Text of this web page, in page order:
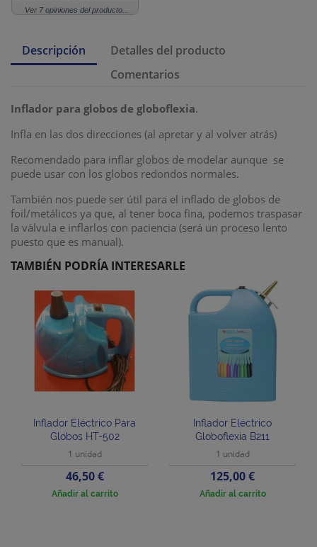
Ver 7 opiniones del producto...
Descripción
Detalles del producto
Comentarios
Inflador para globos de globoflexia.
Infla en las dos direcciones (al apretar y al volver atrás)
Recomendado para inflar globos de modelar aunque se
puede usar con los globos redondos normales.
También nos puede ser útil para el inflado de globos de
foil/metálicos ya que, al tener boca fina, podemos traspasar
la válvula e inflarlos con paciencia (será un proceso lento
puesto que es manual).
TAMBIÉN PODRÍA INTERESARLE
Inflador Eléctrico Para
Globos HT-502
1 unidad
Precio
46,50 €
Añadir al carrito
Inflador Eléctrico
Globoflexia B211
1 unidad
Precio
125,00 €
Añadir al carrito